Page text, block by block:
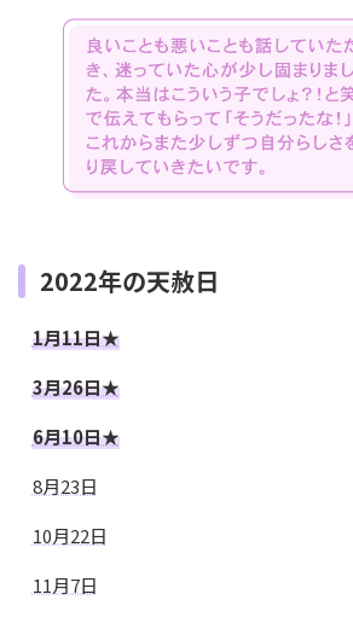
2022年の天赦日
1月11日★
3月26日★
6月10日★
8月23日
10月22日
11月7日